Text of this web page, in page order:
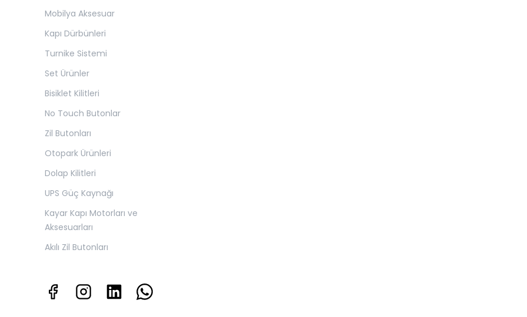
Mobilya Aksesuar
Kapı Dürbünleri
Turnike Sistemi
Set Ürünler
Bisiklet Kilitleri
No Touch Butonlar
Zil Butonları
Otopark Ürünleri
Dolap Kilitleri
UPS Güç Kaynağı
Kayar Kapı Motorları ve
Aksesuarları
Akılı Zil Butonları